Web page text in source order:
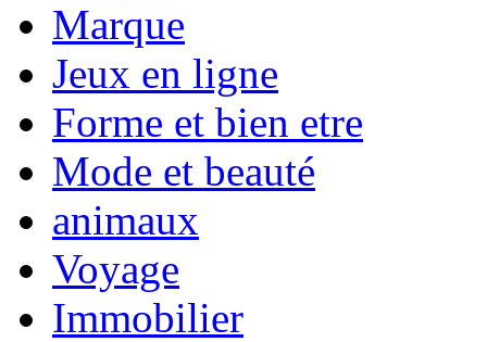
Marque
Jeux en ligne
Forme et bien etre
Mode et beauté
animaux
Voyage
Immobilier